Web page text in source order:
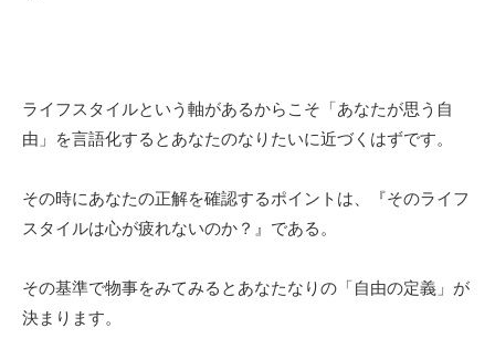
ライフスタイルという軸があるからこそ「あなたが思う自
由」を言語化するとあなたのなりたいに近づくはずです。
その時にあなたの正解を確認するポイントは、『そのライフ
スタイルは心が疲れないのか？』である。
その基準で物事をみてみるとあなたなりの「自由の定義」が
決まります。